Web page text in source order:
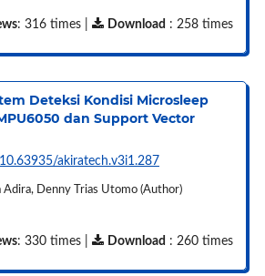
: 316 times | Download : 258 times
Deteksi Kondisi Microsleep
dan Support Vector
akiratech.v3i1.287
Adira, Denny Trias Utomo (Author)
: 330 times | Download : 260 times